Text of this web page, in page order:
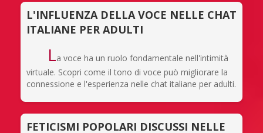
L'INFLUENZA DELLA VOCE NELLE CHAT
ITALIANE PER ADULTI
La voce ha un ruolo fondamentale nell'intimità
virtuale. Scopri come il tono di voce può migliorare la
connessione e l'esperienza nelle chat italiane per adulti.
FETICISMI POPOLARI DISCUSSI NELLE